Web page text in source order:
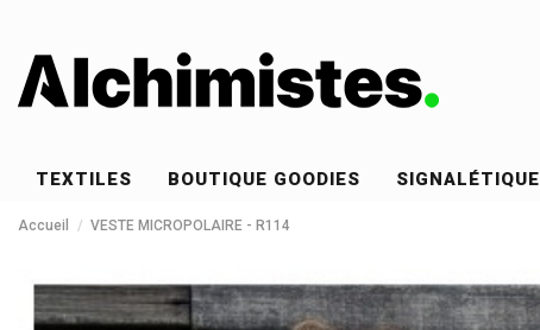
TEXTILES BOUTIQUE GOODIES SIGNALÉTIQUE
Accueil VESTE MICROPOLAIRE - R114